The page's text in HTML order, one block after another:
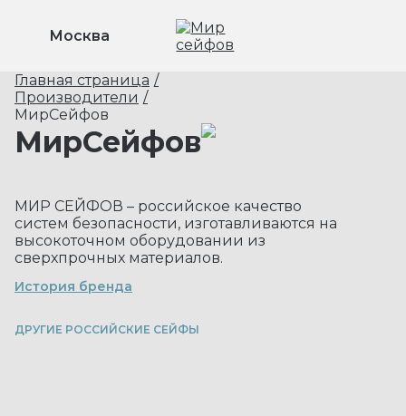
Москва
Главная страница /
Производители /
МирСейфов
МирСейфов
МИР СЕЙФОВ – российское качество
систем безопасности, изготавливаются на
высокоточном оборудовании из
сверхпрочных материалов.
История бренда
ДРУГИЕ РОССИЙСКИЕ СЕЙФЫ